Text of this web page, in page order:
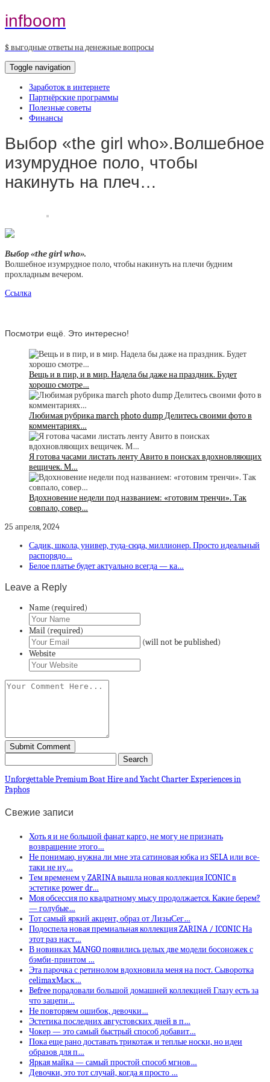
infboom
$ выгодные ответы на денежные вопросы
Toggle navigation
Заработок в интернете
Партнёрские программы
Полезные советы
Финансы
Выбор «the girl who».Волшебное
изумрудное поло, чтобы
накинуть на плеч…
Выбор «the girl who».
Волшебное изумрудное поло, чтобы накинуть на плечи будним
прохладным вечером.
Ссылка
Посмотри ещё. Это интересно!
Вещь и в пир, и в мир. Надела бы даже на праздник. Будет
хорошо смотре…
Любимая рубрика march photo dump Делитесь своими фото в
комментариях…
Я готова часами листать ленту Авито в поисках вдохновляющих
вещичек. М…
Вдохновение недели под названием: «готовим тренчи». Так
совпало, совер…
25 апреля, 2024
Садик, школа, универ, туда-сюда, миллионер. Просто идеальный
распорядо…
Белое платье будет актуально всегда — ка…
Leave a Reply
Name (required)
Mail (required)
(will not be published)
Website
Unforgettable Premium Boat Hire and Yacht Charter Experiences in
Paphos
Свежие записи
Хоть я и не большой фанат карго, не могу не признать
возвращение этого…
Не понимаю, нужна ли мне эта сатиновая юбка из SELA или все-
таки не ну…
Тем временем у ZARINA вышла новая коллекция ICONIC в
эстетике power dr…
Моя обсессия по квадратному мысу продолжается. Какие берем?
— голубые…
Тот самый яркий акцент, образ от ЛизыСег…
Подоспела новая премиальная коллекция ZARINA / ICONIC На
этот раз наст…
В новинках MANGO появились целых две модели босоножек с
бэмби-принтом …
Эта парочка с ретинолом вдохновила меня на пост. Сыворотка
celimaxМаск…
Befree порадовали большой домашней коллекцией Глазу есть за
что зацепи…
Не повторяем ошибок, девочки…
Эстетика последних августовских дней в п…
Чокер — это самый быстрый способ добавит…
Пока еще рано доставать трикотаж и теплые носки, но идеи
образов для п…
Яркая майка — самый простой способ мгнов…
Девочки, это тот случай, когда я просто …